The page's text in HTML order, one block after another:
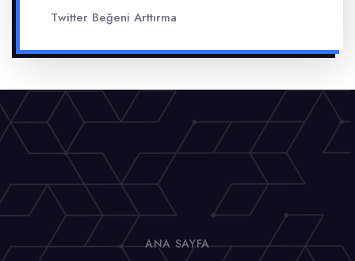
Twitter Beğeni Arttırma
ANA SAYFA